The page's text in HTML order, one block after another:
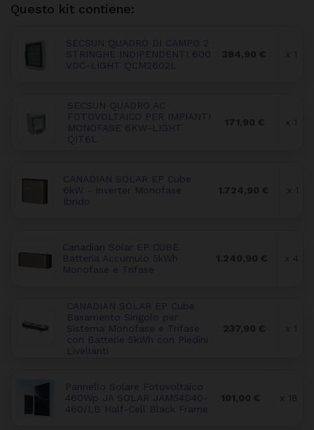
Questo kit contiene:
SECSUN QUADRO DI CAMPO 2
STRINGHE INDIPENDENTI 600
VDC-LIGHT QCM2602L
SECSUN QUADRO AC
FOTOVOLTAICO PER IMPIANTI
MONOFASE 6KW-LIGHT
QIT6L
CANADIAN SOLAR EP Cube
6kW - Inverter Monofase
Ibrido
Canadian Solar EP CUBE
Batteria Accumulo 5kWh
Monofase e Trifase
CANADIAN SOLAR EP Cube
Basamento Singolo per
Sistema Monofase e Trifase
con Batterie 5kWh con Piedini
Livellanti
Pannello Solare Fotovoltaico
460Wp JA SOLAR JAM54D40-
460/LB Half-Cell Black Frame